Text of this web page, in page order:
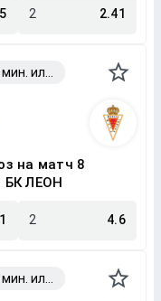
2 2.41
на матч 8
БК ЛЕОН
2 4.6